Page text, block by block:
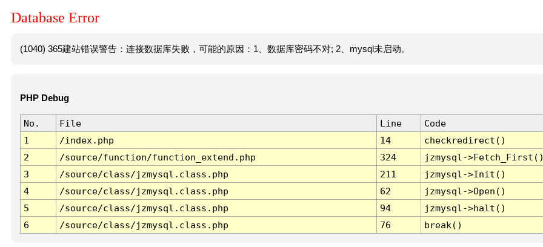
Database Error
(1040) 365建站错误警告：连接数据库失败，可能的原因：1、数据库密码不对; 2、mysql未启动。
PHP Debug
No. File Line
Code
1
/index.php 14
checkredirect()
2
/source/function/function_extend.php 324
jzmysql-
3
/source/class/jzmysql.class.php 211
jzmysql->Init()
4
/source/class/jzmysql.class.php 62
jzmysql->Open()
5
/source/class/jzmysql.class.php 94
jzmysql->halt()
6
/source/class/jzmysql.class.php 76 break()